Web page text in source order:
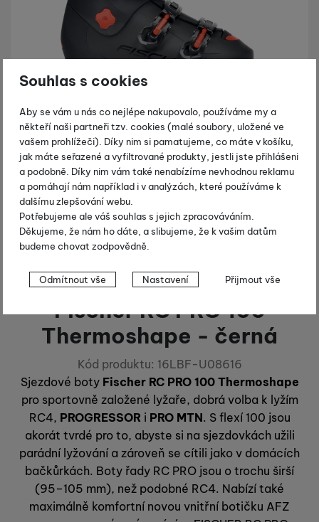
Souhlas s cookies
Aby se vám u nás co nejlépe nakupovalo, používáme my a
někteří naši partneři tzv. cookies (malé soubory, uložené ve
vašem prohlížeči). Díky nim si pamatujeme, co máte v košíku,
jak máte seřazené a vyfiltrované produkty, jestli jste přihlášeni
a podobně. Díky nim vám také nenabízíme nevhodnou reklamu
a pomáhají nám například i v analýzách, které používáme k
dalšímu zlepšování webu.
Potřebujeme ale váš souhlas s jejich zpracováváním.
Děkujeme, že nám ho dáte, a slibujeme, že k vašim datům
budeme chovat zodpovědně.
Nastavení souhlasů s kategoriemi
cookies
Technické
Technické - bez těchto cookies náš web nebude fungovat
VŽDY AKTIVNÍ
Technické cookies umožňují váš průchod nákupním košíkem,
porovnávání produktů a další nezbytné funkce.
Preferenční a rozšířené funkce
Preferenční a rozšířené funkce-abyste nemuseli vše
nastavovat znovu a abyste se s námi mohli spojit např. pomocí
chatu.
Povoleno
Díky těmto cookies vám práci s naším webem dokážeme ještě
zpříjemnit. Dokážeme si zapamatovat vaše nastavení, mohou
vám pomoci s vyplňováním formulářů, umožní nám zobrazit
služby jako je chat a podobně.
Analytické
Analytické-abychom věděli, jak se na webu chováte, a mohli
náš web dále zlepšovat
Povoleno
Odmítnout vše Nastavení Přijmout vše
Fischer RC PRO 100
Thermoshape - černá
Kód produktu: 16LBF-U08616
Sjezdové boty Fischer RC PRO 100 Thermoshape
pro sportovně založené lyžaře, dobrá volba k lyžím
RC4, PROGRESSOR i PRO MTN. S flexí 100 jsou
akorát tvrdé pro to, abyste si na sjezdovkách užili
parádní lyžování a zároveň se cítili jako v domácích
bačkůrkách. Boty řady RC PRO jsou o trochu širší
(95–105 mm), než podobné RC4. Nabízí také
maximálně komfortní novou vnitřní botičku AFZ
Fotografie